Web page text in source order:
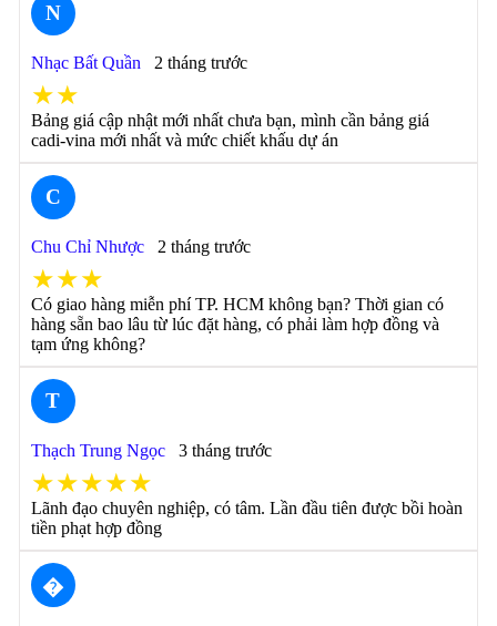
N
Nhạc Bất Quần 2 tháng trước
★★
Bảng giá cập nhật mới nhất chưa bạn, mình cần bảng giá
cadi-vina mới nhất và mức chiết khấu dự án
C
Chu Chỉ Nhược 2 tháng trước
★★★
Có giao hàng miễn phí TP. HCM không bạn? Thời gian có
hàng sẵn bao lâu từ lúc đặt hàng, có phải làm hợp đồng và
tạm ứng không?
T
Thạch Trung Ngọc 3 tháng trước
★★★★★
Lãnh đạo chuyên nghiệp, có tâm. Lần đầu tiên được bồi hoàn
tiền phạt hợp đồng
�